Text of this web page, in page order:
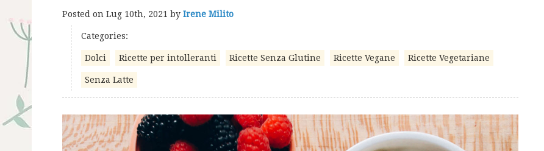
Posted on Lug 10th, 2021 by Irene Milito
Categories:
Dolci Ricette per intolleranti Ricette Senza Glutine Ricette Vegane Ricette Vegetariane
Senza Latte